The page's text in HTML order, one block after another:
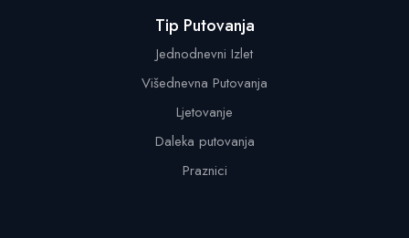
Tip Putovanja
Jednodnevni Izlet
Višednevna Putovanja
Ljetovanje
Daleka putovanja
Praznici